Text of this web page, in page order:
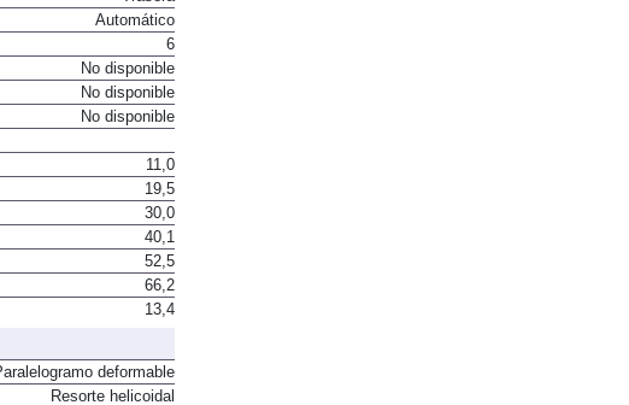
Trasera
Automático
6
No disponible
No disponible
11,0
19,5
30,0
40,1
52,5
66,2
Paralelogramo deformable